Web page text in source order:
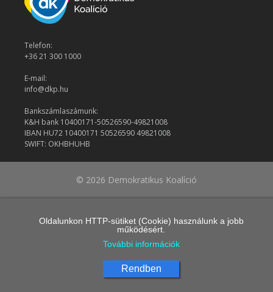
Telefon:
+36 21 300 1000
E-mail:
info@dkp.hu
Bankszámlaszámunk:
K&H bank 10400171-50526590-49821008
IBAN HU72 10400171 50526590 49821008
SWIFT: OKHBHUHB
© 2026 Demokratikus Koalíció
Oldalunkon HTTP-sütiket (Cookie) használunk a jobb
működésért.
További információk